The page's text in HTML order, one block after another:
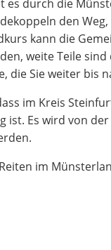
es durch die
den
kann die
weite Teile
die Sie weiter bis
im Kreis
ist. Es wird von
im